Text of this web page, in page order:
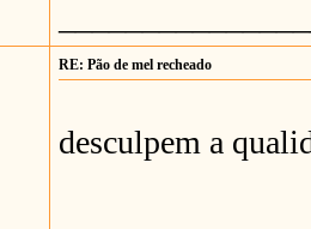
RE: Pão de mel recheado
desculpem a